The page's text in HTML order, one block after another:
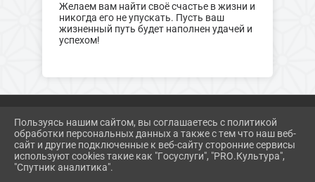
Желаем вам найти своё счастье в жизни и
никогда его не упускать. Пусть ваш
жизненный путь будет наполнен удачей и
успехом!
2026 Г. ZAR-DK.RU
ВХОД
КАРТА САЙТА
Пользуясь нашим сайтом, вы соглашаетесь с политикой
обработки персональных данных а также с тем что наш веб-
сайт и другие подключенные к веб-сайту сторонние сервисы
используют cookies такие как "Госуслуги", "PRO.Культура",
"Спутник аналитика".